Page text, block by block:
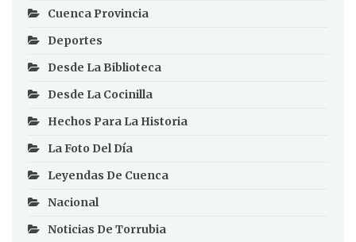
Cuenca Provincia
Deportes
Desde La Biblioteca
Desde La Cocinilla
Hechos Para La Historia
La Foto Del Día
Leyendas De Cuenca
Nacional
Noticias De Torrubia